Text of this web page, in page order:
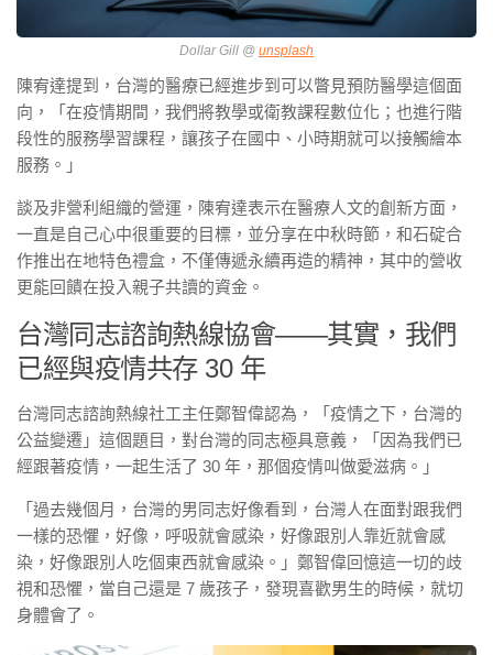
Dollar Gill @ unsplash
陳宥達提到，台灣的醫療已經進步到可以瞥見預防醫學這個面
向，「在疫情期間，我們將教學或衛教課程數位化；也進行階
段性的服務學習課程，讓孩子在國中、小時期就可以接觸繪本
服務。」
談及非營利組織的營運，陳宥達表示在醫療人文的創新方面，
一直是自己心中很重要的目標，並分享在中秋時節，和石碇合
作推出在地特色禮盒，不僅傳遞永續再造的精神，其中的營收
更能回饋在投入親子共讀的資金。
台灣同志諮詢熱線協會——其實，我們
已經與疫情共存 30 年
台灣同志諮詢熱線社工主任鄭智偉認為，「疫情之下，台灣的
公益變遷」這個題目，對台灣的同志極具意義，「因為我們已
經跟著疫情，一起生活了 30 年，那個疫情叫做愛滋病。」
「過去幾個月，台灣的男同志好像看到，台灣人在面對跟我們
一樣的恐懼，好像，呼吸就會感染，好像跟別人靠近就會感
染，好像跟別人吃個東西就會感染。」鄭智偉回憶這一切的歧
視和恐懼，當自己還是 7 歲孩子，發現喜歡男生的時候，就切
身體會了。